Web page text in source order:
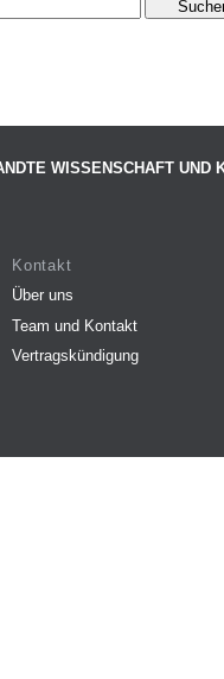
WISSENSCHAFT UND
Kontakt
Über uns
Team und Kontakt
Vertragskündigung